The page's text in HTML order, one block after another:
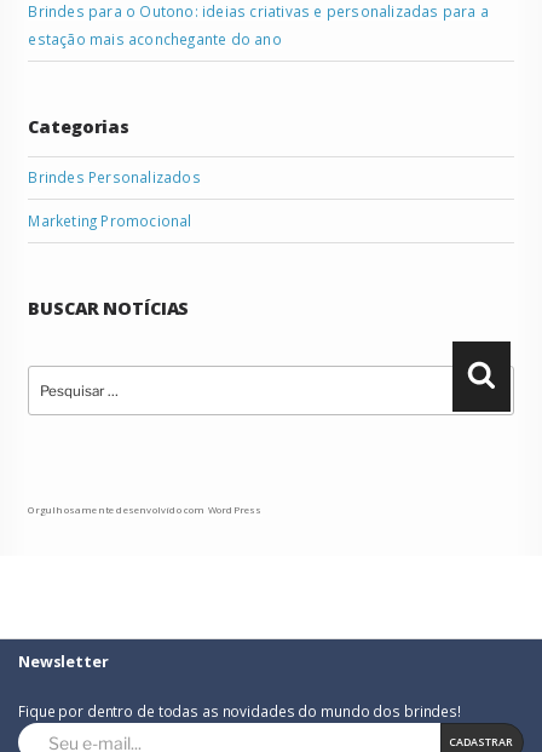
Brindes para o Outono: ideias criativas e personalizadas para a
estação mais aconchegante do ano
Categorias
Brindes Personalizados
Marketing Promocional
BUSCAR NOTÍCIAS
por:
Orgulhosamente desenvolvido com WordPress
Newsletter
Fique por dentro de todas as novidades do mundo dos brindes!
CADASTRAR